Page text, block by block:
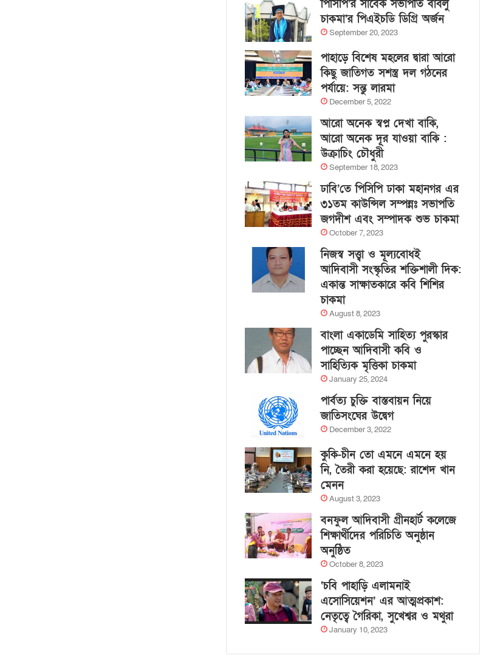
পিসিপি’র সাবেক সভাপতি বাবলু
চাকমা’র পিএইচডি ডিগ্রি অর্জন
September 20, 2023
পাহাড়ে বিশেষ মহলের দ্বারা আরো
কিছু জাতিগত সশস্ত্র দল গঠনের
পর্যায়ে: সন্তু লারমা
December 5, 2022
আরো অনেক স্বপ্ন দেখা বাকি,
আরো অনেক দূর যাওয়া বাকি :
উক্রাচিং চৌধুরী
September 18, 2023
ঢাবি’তে পিসিপি ঢাকা মহানগর এর
৩১তম কাউন্সিল সম্পন্নঃ সভাপতি
জগদীশ এবং সম্পাদক শুভ চাকমা
October 7, 2023
নিজস্ব সত্ত্বা ও মূল্যবোধই
আদিবাসী সংস্কৃতির শক্তিশালী দিক:
একান্ত সাক্ষাতকারে কবি শিশির
চাকমা
August 8, 2023
বাংলা একাডেমি সাহিত্য পুরস্কার
পাচ্ছেন আদিবাসী কবি ও
সাহিত্যিক মৃত্তিকা চাকমা
January 25, 2024
পার্বত্য চুক্তি বাস্তবায়ন নিয়ে
জাতিসংঘের উদ্বেগ
December 3, 2022
কুকি-চীন তো এমনে এমনে হয়
নি, তৈরী করা হয়েছে: রাশেদ খান
মেনন
August 3, 2023
বনফুল আদিবাসী গ্রীনহার্ট কলেজে
শিক্ষার্থীদের পরিচিতি অনুষ্ঠান
অনুষ্ঠিত
October 8, 2023
‘চবি পাহাড়ি এলামনাই
এসোসিয়েশন’ এর আত্মপ্রকাশ:
নেতৃত্বে গৈরিকা, সুখেশ্বর ও মথুরা
January 10, 2023